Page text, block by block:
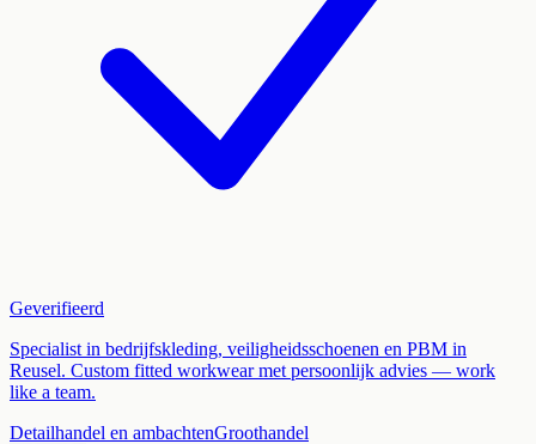
Geverifieerd
Specialist in bedrijfskleding, veiligheidsschoenen en PBM in
Reusel. Custom fitted workwear met persoonlijk advies — work
like a team.
Detailhandel en ambachtenGroothandel